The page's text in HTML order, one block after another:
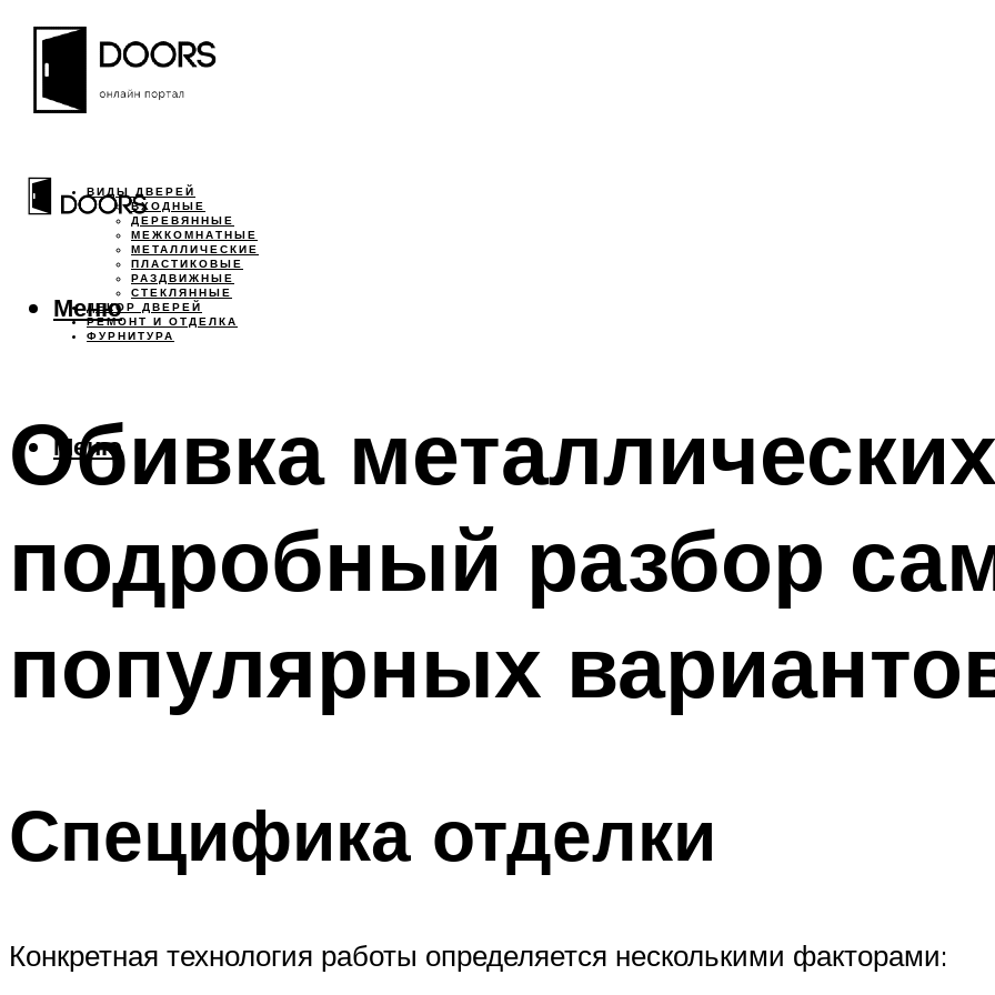
ВИДЫ ДВЕРЕЙ
ВХОДНЫЕ
ДЕРЕВЯННЫЕ
МЕЖКОМНАТНЫЕ
МЕТАЛЛИЧЕСКИЕ
ПЛАСТИКОВЫЕ
РАЗДВИЖНЫЕ
СТЕКЛЯННЫЕ
ДЕКОР ДВЕРЕЙ
РЕМОНТ И ОТДЕЛКА
ФУРНИТУРА
Меню
Меню
Обивка
подробный разбор
популярных
Специфика отделки
Конкретная технология работы определяется несколькими факторами: